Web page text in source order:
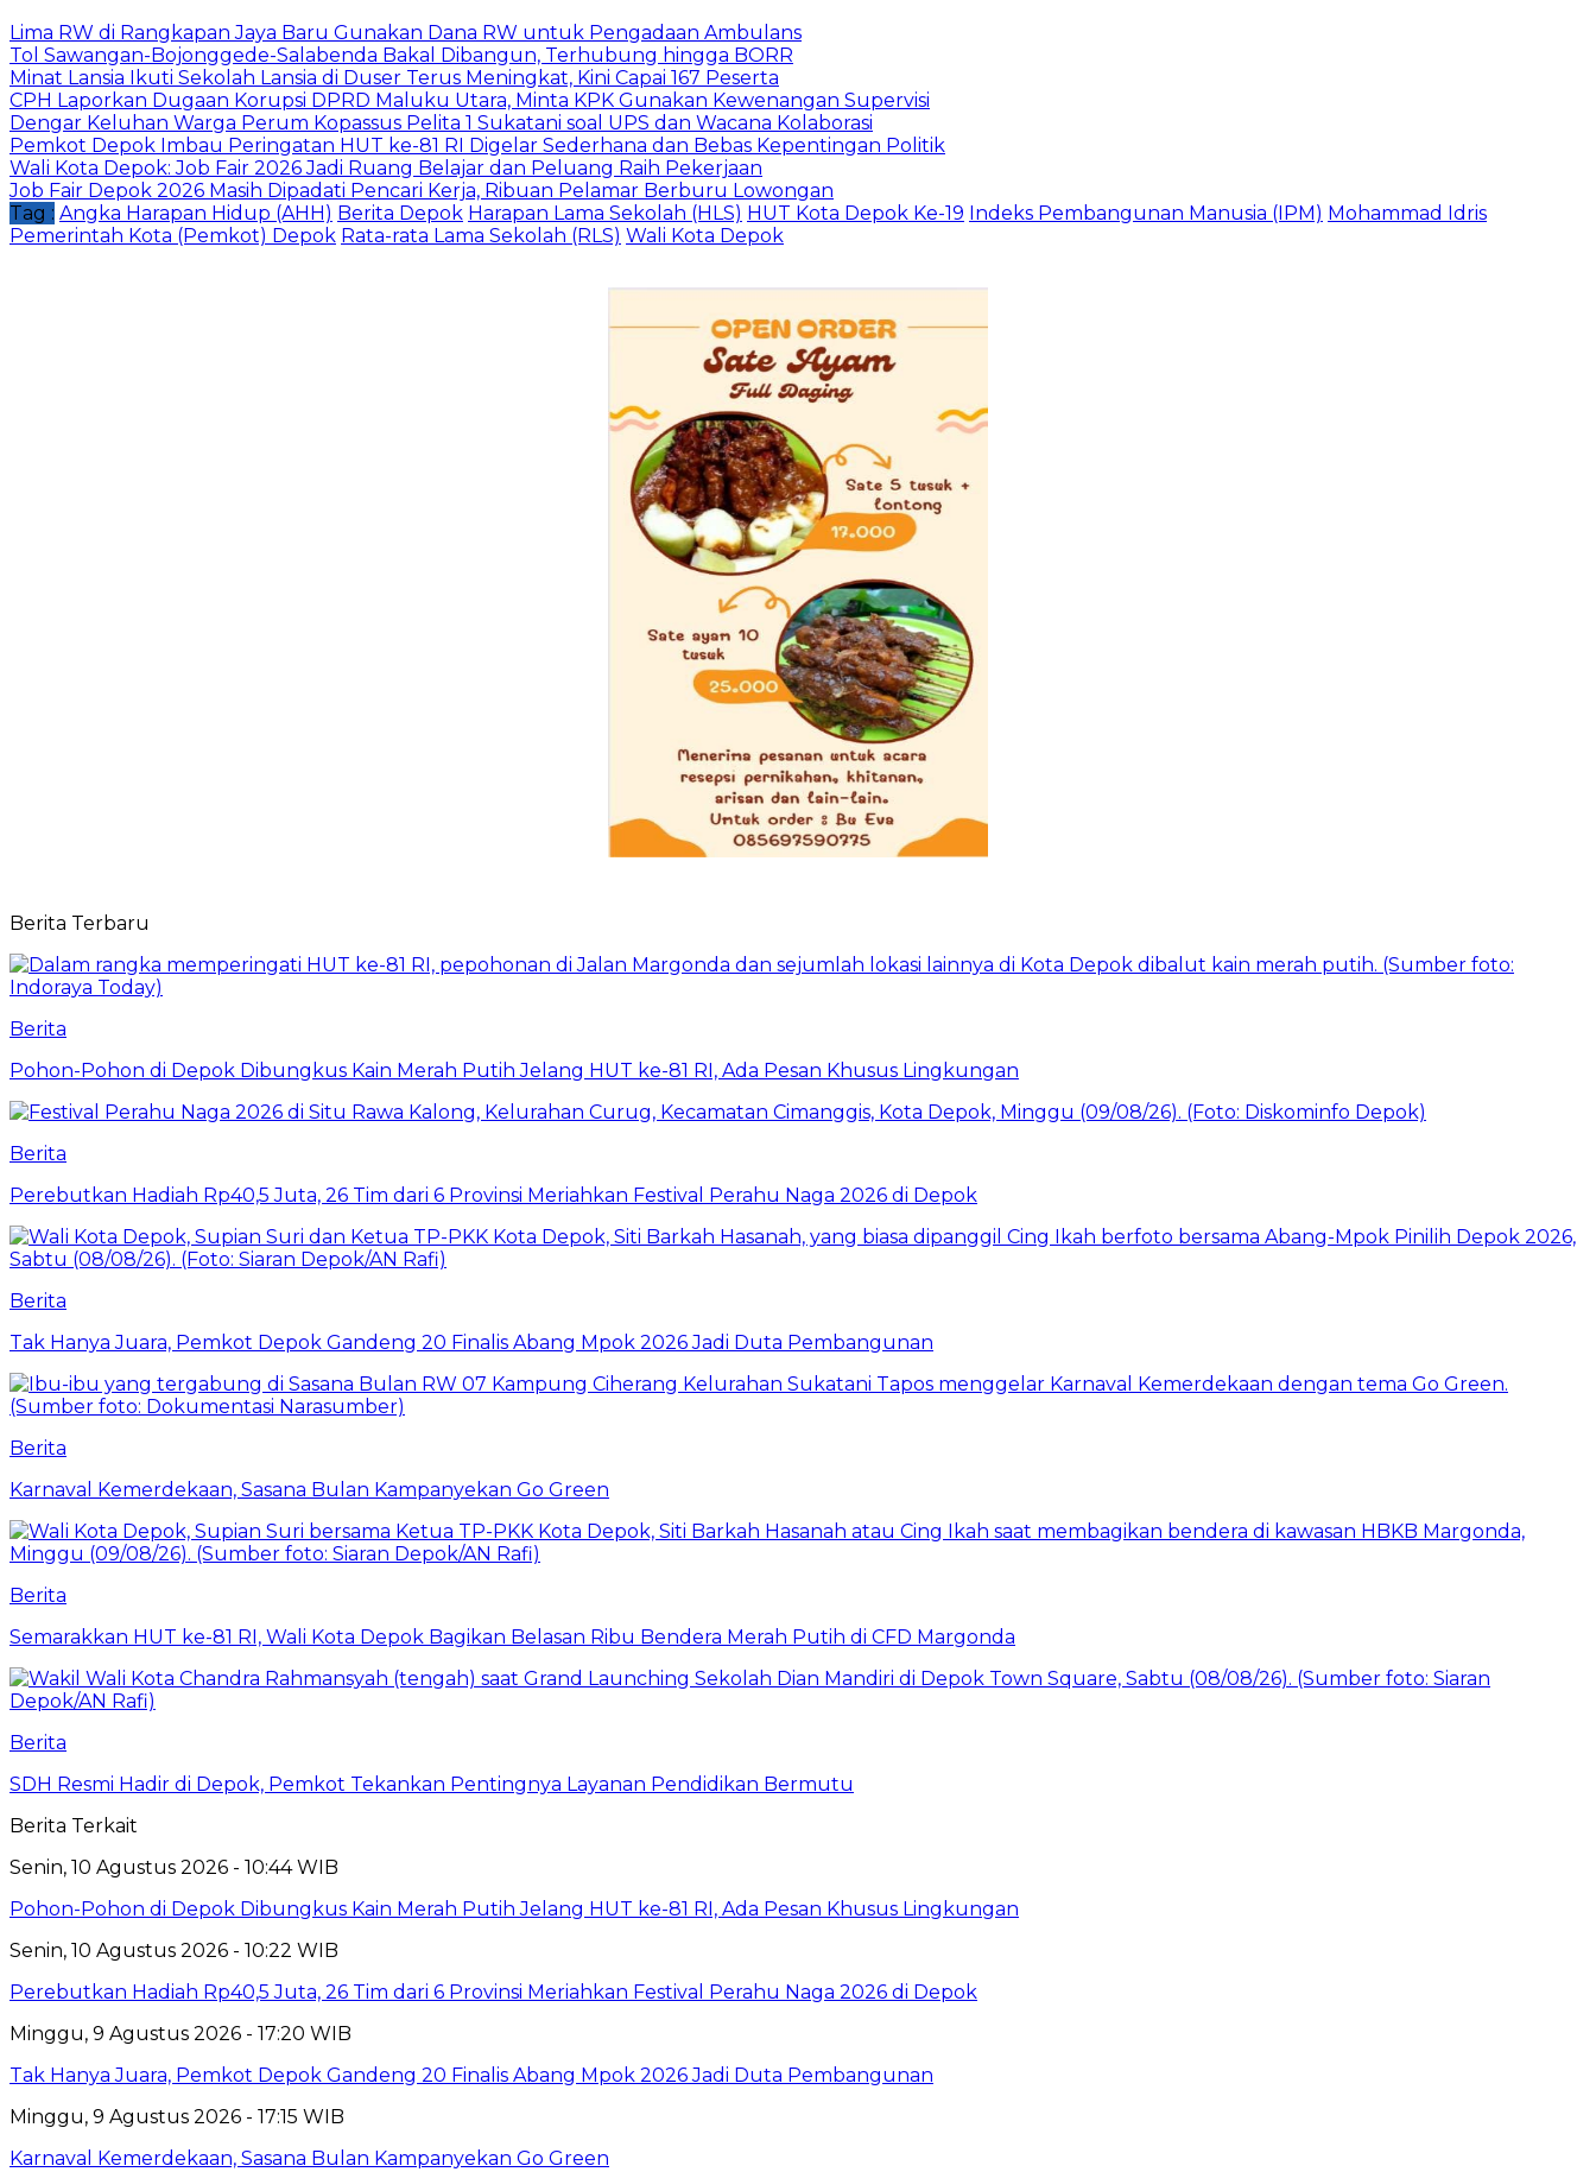
Lima RW di Rangkapan Jaya Baru Gunakan Dana RW untuk Pengadaan Ambulans
Tol Sawangan-Bojonggede-Salabenda Bakal Dibangun, Terhubung hingga BORR
Minat Lansia Ikuti Sekolah Lansia di Duser Terus Meningkat, Kini Capai 167 Peserta
CPH Laporkan Dugaan Korupsi DPRD Maluku Utara, Minta KPK Gunakan Kewenangan Supervisi
Dengar Keluhan Warga Perum Kopassus Pelita 1 Sukatani soal UPS dan Wacana Kolaborasi
Pemkot Depok Imbau Peringatan HUT ke-81 RI Digelar Sederhana dan Bebas Kepentingan Politik
Wali Kota Depok: Job Fair 2026 Jadi Ruang Belajar dan Peluang Raih Pekerjaan
Job Fair Depok 2026 Masih Dipadati Pencari Kerja, Ribuan Pelamar Berburu Lowongan
Tag : Angka Harapan Hidup (AHH) Berita Depok Harapan Lama Sekolah (HLS) HUT Kota Depok Ke-19 Indeks Pembangunan Manusia (IPM) Mohammad Idris
Pemerintah Kota (Pemkot) Depok Rata-rata Lama Sekolah (RLS) Wali Kota Depok
Berita Terbaru
Berita
Pohon-Pohon di Depok Dibungkus Kain Merah Putih Jelang HUT ke-81 RI, Ada Pesan Khusus Lingkungan
Berita
Perebutkan Hadiah Rp40,5 Juta, 26 Tim dari 6 Provinsi Meriahkan Festival Perahu Naga 2026 di Depok
Berita
Tak Hanya Juara, Pemkot Depok Gandeng 20 Finalis Abang Mpok 2026 Jadi Duta Pembangunan
Berita
Karnaval Kemerdekaan, Sasana Bulan Kampanyekan Go Green
Berita
Semarakkan HUT ke-81 RI, Wali Kota Depok Bagikan Belasan Ribu Bendera Merah Putih di CFD Margonda
Berita
SDH Resmi Hadir di Depok, Pemkot Tekankan Pentingnya Layanan Pendidikan Bermutu
Berita Terkait
Senin, 10 Agustus 2026 - 10:44 WIB
Pohon-Pohon di Depok Dibungkus Kain Merah Putih Jelang HUT ke-81 RI, Ada Pesan Khusus Lingkungan
Senin, 10 Agustus 2026 - 10:22 WIB
Perebutkan Hadiah Rp40,5 Juta, 26 Tim dari 6 Provinsi Meriahkan Festival Perahu Naga 2026 di Depok
Minggu, 9 Agustus 2026 - 17:20 WIB
Tak Hanya Juara, Pemkot Depok Gandeng 20 Finalis Abang Mpok 2026 Jadi Duta Pembangunan
Minggu, 9 Agustus 2026 - 17:15 WIB
Karnaval Kemerdekaan, Sasana Bulan Kampanyekan Go Green